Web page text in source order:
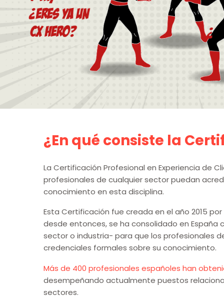
¿En qué consiste la
La Certificación Profesional en Experiencia de
profesionales de cualquier sector puedan
conocimiento en esta disciplina.
Esta Certificación fue creada en el año 2015
desde entonces, se ha consolidado en
sector o industria- para que los profesionales
credenciales formales sobre su conocimiento.
Más de 400 profesionales españoles han
desempeñando actualmente puestos
sectores.